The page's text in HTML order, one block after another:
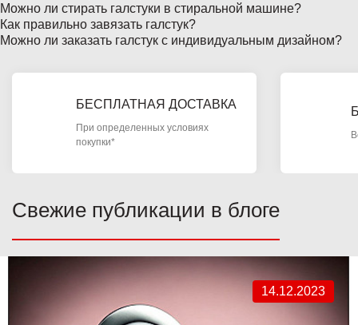
Можно ли стирать галстуки в стиральной машине?
Как правильно завязать галстук?
Можно ли заказать галстук с индивидуальным дизайном?
БЕСПЛАТНАЯ ДОСТАВКА
При определенных условиях
покупки*
Свежие публикации в блоге
14.12.2023